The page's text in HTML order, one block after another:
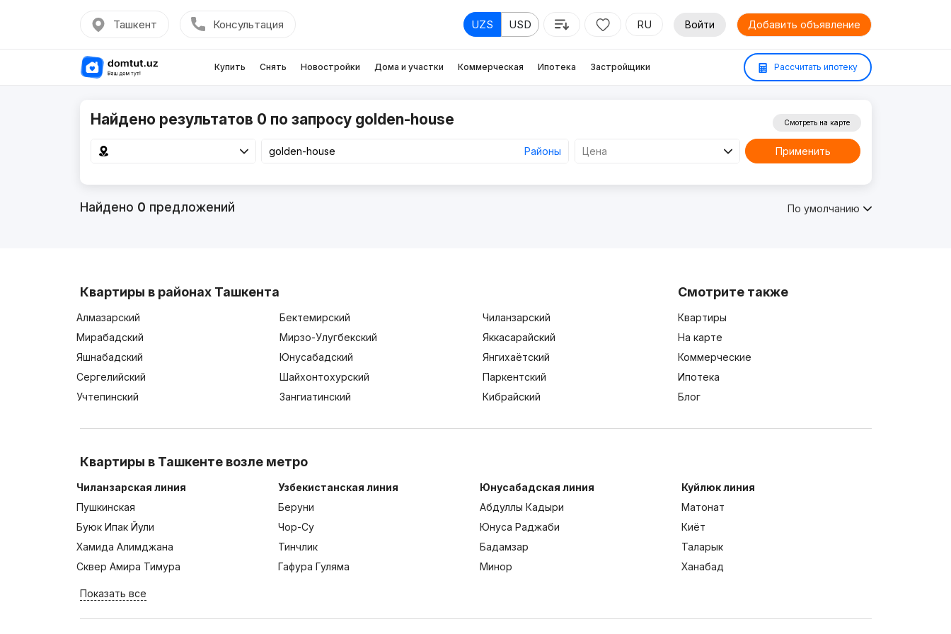
Ташкент Консультация UZS USD RU Войти Добавить объявление
Купить Снять Новостройки Дома и участки Коммерческая Ипотека Застройщики Рассчитать ипотеку
Найдено результатов 0 по запросу golden-house
Районы Цена
Смотреть на карте
Применить
Найдено 0 предложений По умолчанию
Квартиры в районах Ташкента
Алмазарский Бектемирский
Чиланзарский
Мирабадский
Мирзо-Улугбекский
Яккасарайский
Яшнабадский
Юнусабадский
Янгихаётский
Сергелийский
Шайхонтохурский
Паркентский
Учтепинский
Зангиатинский Кибрайский
Смотрите также
Квартиры
На карте
Коммерческие
Ипотека
Блог
Квартиры в Ташкенте возле метро
Чиланзарская линия
Пушкинская
Буюк Ипак Йули
Хамида Алимджана
Сквер Амира Тимура
Узбекистанская линия
Беруни
Чор-Су
Тинчлик
Гафура Гуляма
Юнусабадская линия
Абдуллы Кадыри
Юнуса Раджаби
Бадамзар
Минор
Куйлюк линия
Матонат
Киёт
Таларык
Ханабад
Показать все